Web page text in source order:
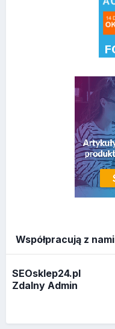
Współpracują z nami
SEOsklep24.pl
Zdalny Admin